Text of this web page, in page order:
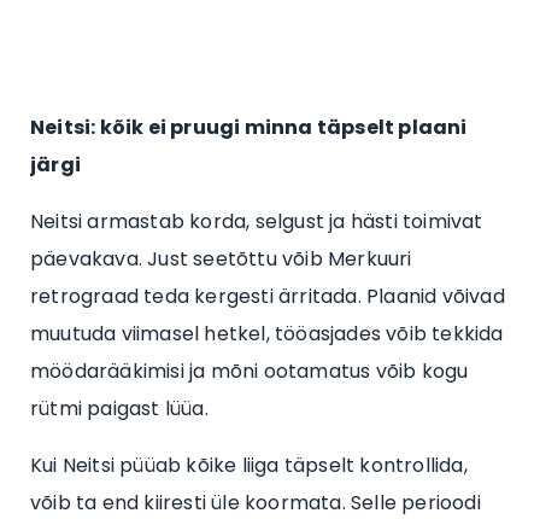
Neitsi: kõik ei pruugi minna täpselt plaani
järgi
Neitsi armastab korda, selgust ja hästi toimivat
päevakava. Just seetõttu võib Merkuuri
retrograad teda kergesti ärritada. Plaanid võivad
muutuda viimasel hetkel, tööasjades võib tekkida
möödarääkimisi ja mõni ootamatus võib kogu
rütmi paigast lüüa.
Kui Neitsi püüab kõike liiga täpselt kontrollida,
võib ta end kiiresti üle koormata. Selle perioodi